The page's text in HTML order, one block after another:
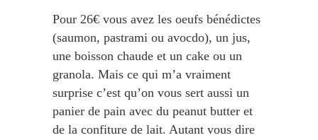
Pour 26€ vous avez les oeufs bénédictes
(saumon, pastrami ou avocdo), un jus,
une boisson chaude et un cake ou un
granola. Mais ce qui m’a vraiment
surprise c’est qu’on vous sert aussi un
panier de pain avec du peanut butter et
de la confiture de lait. Autant vous dire